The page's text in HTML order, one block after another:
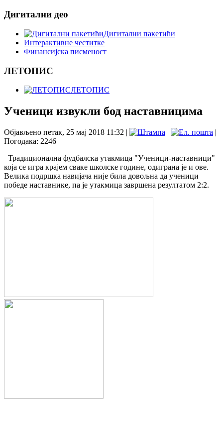
Дигитални део
Дигитални пакетићи
Интерактивне честитке
Финансијска писменост
ЛЕТОПИС
ЛЕТОПИС
Ученици извукли бод наставницима
Објављено петак, 25 мај 2018 11:32 | |
|
Погодака: 2246
Традиционална фудбалска утакмица "Ученици-наставници"
која се игра крајем сваке школске године, одиграна је и ове.
Велика подршка навијача није била довољна да ученици
победе наставнике, па је утакмица завршена резултатом 2:2.